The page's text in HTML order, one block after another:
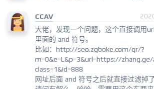
CCAV
大佬，发现一个问题，这个直接调用
里面的 and 符号。
比如：http://seo.zgboke.com/qr/?
m=0&e=L&p=3&url=https://zhang.ge/
class=1&id=888
网址后面 and 符号之后就直接过滤掉了